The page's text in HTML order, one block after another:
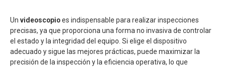
Un videoscopioes indispensable para realizar inspecciones
precisas, ya que proporciona una forma no invasiva de controlar
el estado y la integridad del equipo. Si elige el dispositivo
adecuado y sigue las mejores prácticas, puede maximizar la
precisión de la inspección y la eficiencia operativa, lo que